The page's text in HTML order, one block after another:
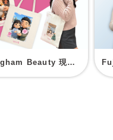
Langham Beauty 現場印刷帆布袋